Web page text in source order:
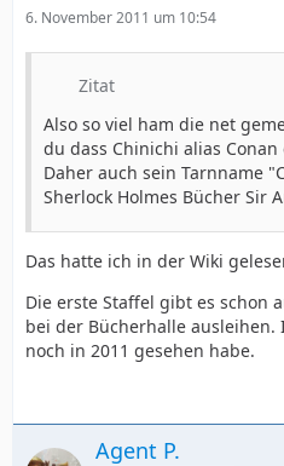
6. November 2011 um 10:54
Zitat
Also so viel ham die net
du dass Chinichi alias
Daher auch sein Tarnname
Sherlock Holmes Bücher Sir
Das hatte ich in der Wiki
Die erste Staffel gibt es schon
bei der Bücherhalle ausleihen.
noch in 2011 gesehen habe.
Agent P.